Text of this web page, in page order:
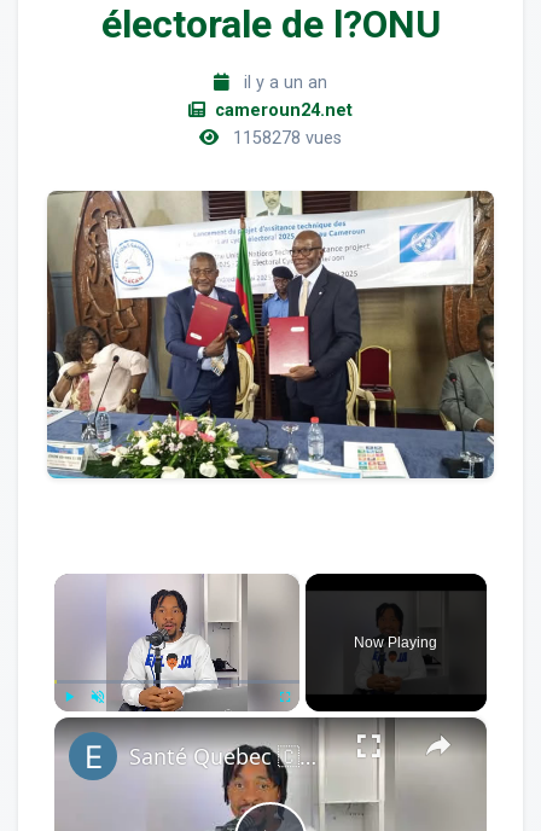
électorale de l?ONU
il y a un an
cameroun24.net
1158278 vues
×
Fullscreen
Now Playing
×
Santé Quebec 🇨🇦 recrute en Haïti, Sénégal, Cameroun, Algérie et au Maroc. #immigration #canada ´